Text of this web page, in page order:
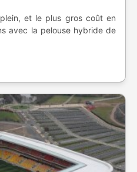
et le plus gros coût en
avec la pelouse hybride de